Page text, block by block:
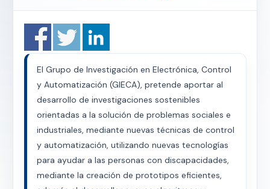
El Grupo de Investigación en Electrónica, Control
y Automatización (GIECA), pretende aportar al
desarrollo de investigaciones sostenibles
orientadas a la solución de problemas sociales e
industriales, mediante nuevas técnicas de control
y automatización, utilizando nuevas tecnologías
para ayudar a las personas con discapacidades,
mediante la creación de prototipos eficientes,